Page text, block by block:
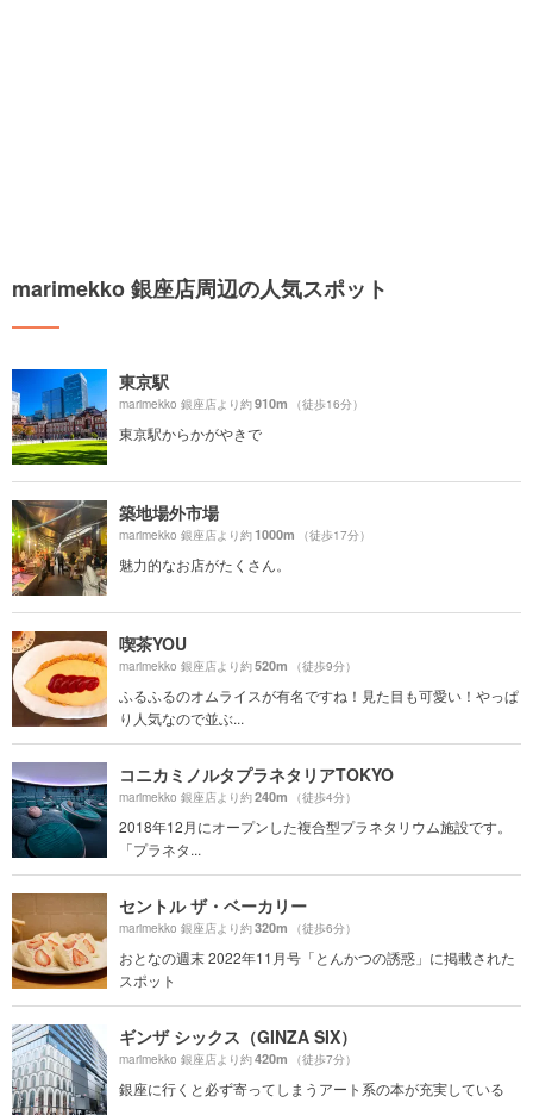
marimekko 銀座店周辺の人気スポット
東京駅
marimekko 銀座店より約910m （徒歩16分）
東京駅からかがやきで
築地場外市場
marimekko 銀座店より約1000m （徒歩17分）
魅力的なお店がたくさん。
喫茶YOU
marimekko 銀座店より約520m （徒歩9分）
ふるふるのオムライスが有名ですね！見た目も可愛い！やっぱ
り人気なので並ぶ...
コニカミノルタプラネタリアTOKYO
marimekko 銀座店より約240m （徒歩4分）
2018年12月にオープンした複合型プラネタリウム施設です。
「プラネタ...
セントル ザ・ベーカリー
marimekko 銀座店より約320m （徒歩6分）
おとなの週末 2022年11月号「とんかつの誘惑」に掲載された
スポット
ギンザ シックス（GINZA SIX）
marimekko 銀座店より約420m （徒歩7分）
銀座に行くと必ず寄ってしまうアート系の本が充実している